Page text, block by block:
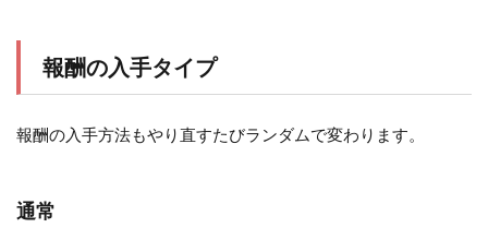
報酬の入手タイプ
報酬の入手方法もやり直すたびランダムで変わります。
通常